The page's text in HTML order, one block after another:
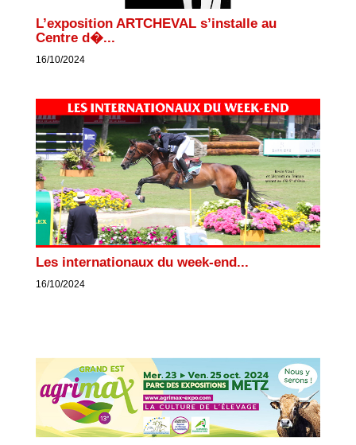
L’exposition ARTCHEVAL s’installe au
Centre d�...
16/10/2024
Les internationaux du week-end...
16/10/2024